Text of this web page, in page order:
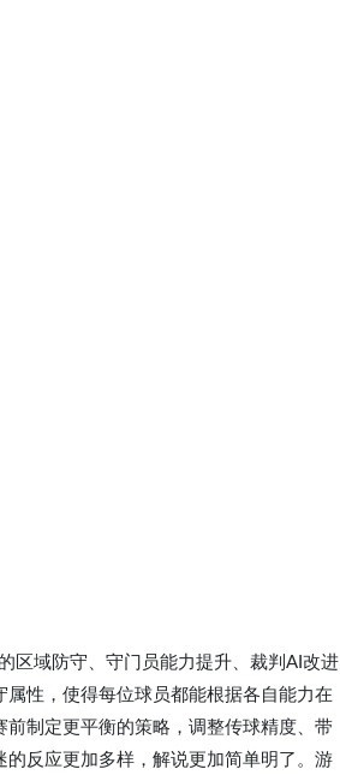
区域防守、守门员能力提升、裁判AI改进
性，使得每位球员都能根据各自能力在
制定更平衡的策略，调整传球精度、带
反应更加多样，解说更加简单明了。游